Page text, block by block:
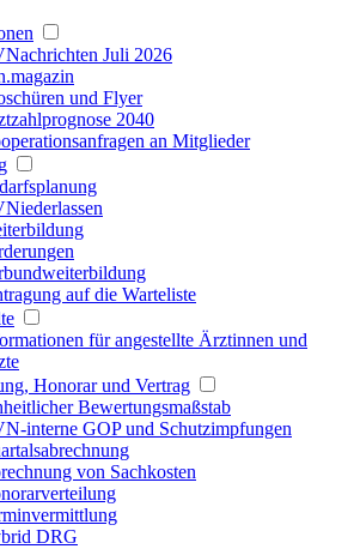
Juli 2026
und Flyer
2040
an Mitglieder
auf die Warteliste
für angestellte Ärztinnen und
Honorar und Vertrag
Bewertungsmaßstab
interne GOP und Schutzimpfungen
von Sachkosten
DRG